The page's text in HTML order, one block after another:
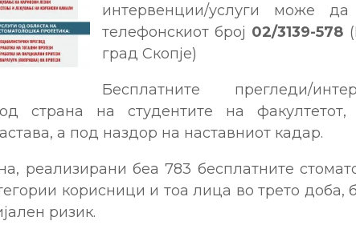
интервенции/услуги може
телефонскиот број 02/3139-578
град Скопје)
Бесплатните прегледи/
од страна на студентите на
а под наздор на наставниот кадар.
реализирани беа 783 бесплатните
корисници и тоа лица во трето доба,
ризик.